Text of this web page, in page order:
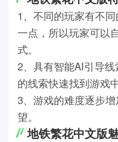
1、不同的玩家有不
一点，所以玩家可以
式。
2、具有智能AI引导
的线索快速找到游戏
3、游戏的难度逐步
望。
地铁繁花中文版